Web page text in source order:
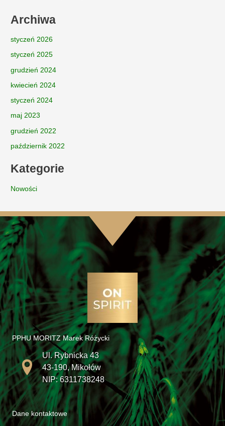
Archiwa
styczeń 2026
styczeń 2025
grudzień 2024
kwiecień 2024
styczeń 2024
maj 2023
grudzień 2022
październik 2022
Kategorie
Nowości
PPHU MORITZ Marek Różycki
Ul. Rybnicka 43
43-190, Mikołów
NIP: 6311738248
Dane kontaktowe